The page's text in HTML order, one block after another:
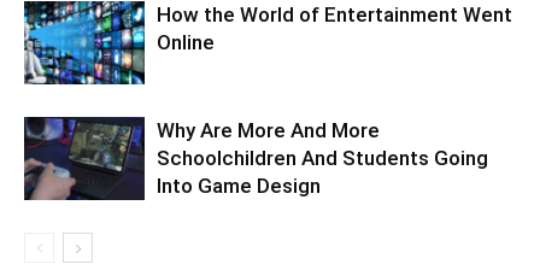
How the World of Entertainment Went
Online
Why Are More And More
Schoolchildren And Students Going
Into Game Design